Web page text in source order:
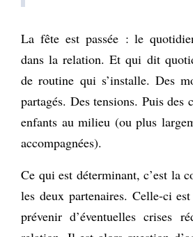
La fête est passée : le
dans la relation. Et qui dit
de routine qui s’installe. Des
partagés. Des tensions. Puis des
enfants au milieu (ou plus
accompagnées).
Ce qui est déterminant, c’est la
les deux partenaires. Celle-ci
prévenir d’éventuelles crises